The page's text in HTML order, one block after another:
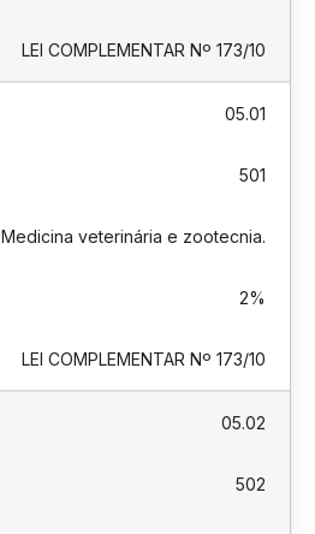
LEI COMPLEMENTAR Nº 173/10
05.01
501
Medicina veterinária e zootecnia.
2%
LEI COMPLEMENTAR Nº 173/10
05.02
502